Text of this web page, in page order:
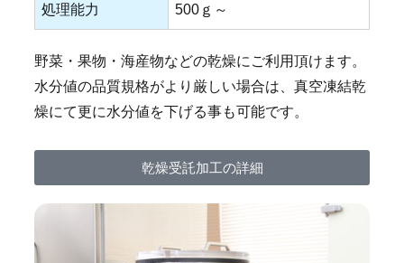
処理能力 500ｇ～
野菜・果物・海産物などの乾燥にご利用頂けます。
水分値の品質規格がより厳しい場合は、真空凍結乾
燥にて更に水分値を下げる事も可能です。
乾燥受託加工の詳細